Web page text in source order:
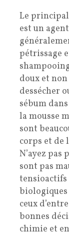
Le
est un
pétrissage
doux et
dessécher
sébum
la mousse
sont
corps et de
N’ayez pas
sont pas
tensioactifs
biologiques
ceux
bonnes
chimie et